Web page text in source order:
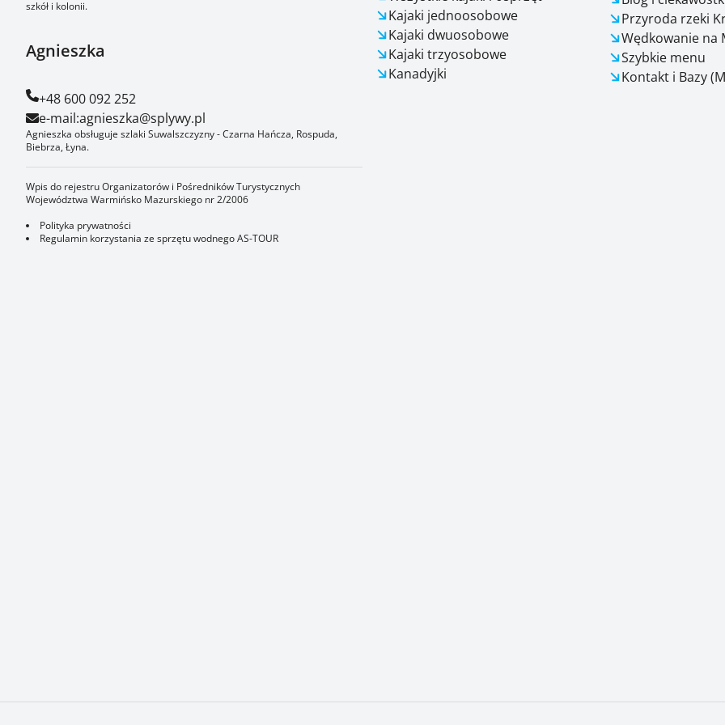
szkół i kolonii.
Agnieszka
+48 600 092 252
e-mail:agnieszka@splywy.pl
Agnieszka obsługuje szlaki Suwalszczyzny - Czarna Hańcza, Rospuda,
Biebrza, Łyna.
Wpis do rejestru Organizatorów i Pośredników Turystycznych
Województwa Warmińsko Mazurskiego nr 2/2006
Polityka prywatności
Regulamin korzystania ze sprzętu wodnego AS-TOUR
Kajaki jednoosobowe
Kajaki dwuosobowe
Kajaki trzyosobowe
Kanadyjki
Przyroda rzeki
Wędkowanie na
Szybkie menu
Kontakt i Bazy